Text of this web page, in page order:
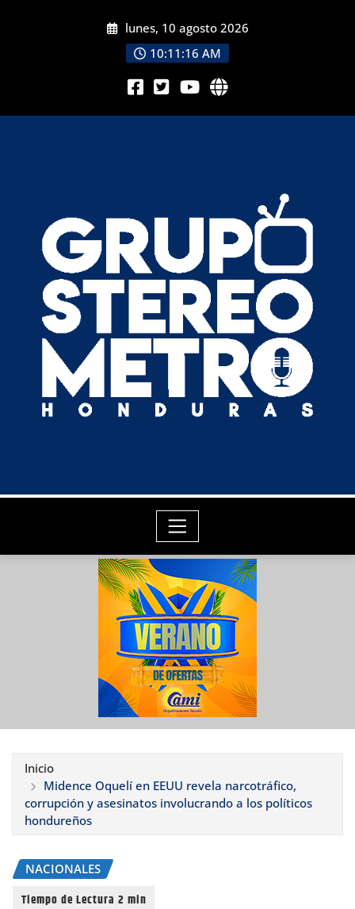
lunes, 10 agosto 2026
10:11:18 AM
Inicio
Midence Oquelí en EEUU revela narcotráfico,
corrupción y asesinatos involucrando a los políticos
hondureños
NACIONALES